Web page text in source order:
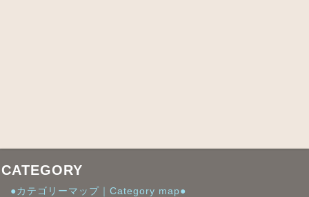
CATEGORY
●カテゴリーマップ｜Category map●